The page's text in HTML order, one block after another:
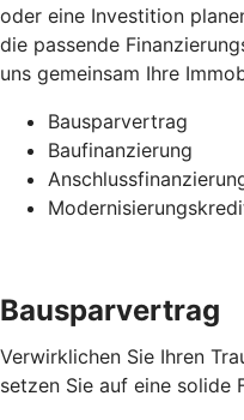
oder eine Investition
die passende
uns gemeinsam Ihre
Bausparvertrag
Baufinanzierung
Bausparvertrag
Verwirklichen Sie Ihren
setzen Sie auf eine solide